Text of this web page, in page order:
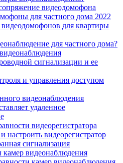
видеодомофона
для частного дома 2022
для квартиры
для частного дома?
сигнализации и ее
и управления доступом
видеонаблюдения
удаленное
видеорегистратора
настроить видеорегистратор
сигнализация
видеонаблюдения